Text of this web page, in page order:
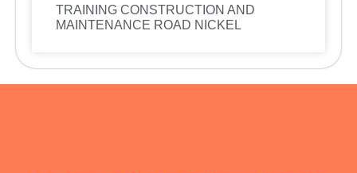
TRAINING CONSTRUCTION AND
MAINTENANCE ROAD NICKEL